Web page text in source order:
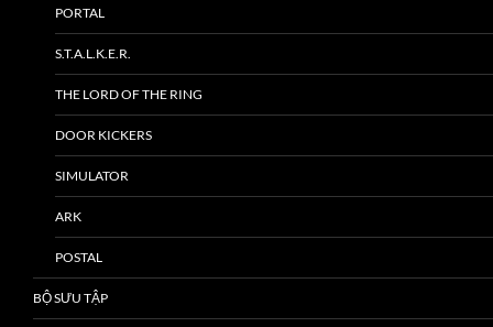
PORTAL
S.T.A.L.K.E.R.
THE LORD OF THE RING
DOOR KICKERS
SIMULATOR
ARK
POSTAL
BỘ SƯU TẬP